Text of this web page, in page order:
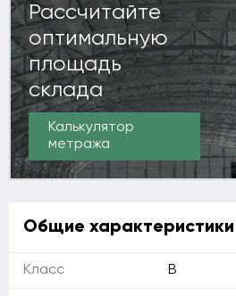
Рассчитайте
оптимальную
площадь
склада
Калькулятор
метража
Общие характеристики
Класс B